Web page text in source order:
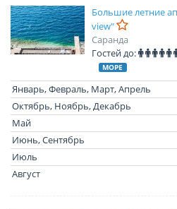
Большие летние
view"
Саранда
Гостей до:
МОРЕ
Январь, Февраль, Март, Апрель
Октябрь, Ноябрь, Декабрь
Май
Июнь, Сентябрь
Июль
Август